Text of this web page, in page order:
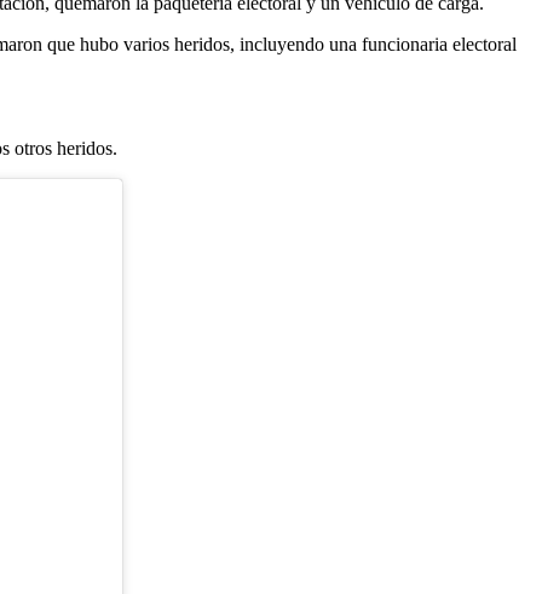
que hubo varios heridos, incluyendo una funcionaria electoral
otros heridos.